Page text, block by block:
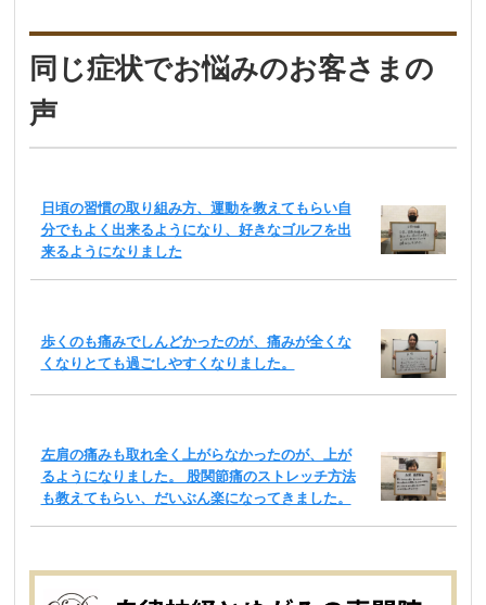
同じ症状でお悩みのお客さまの
声
日頃の習慣の取り組み方、運動を教えてもらい自
分でもよく出来るようになり、好きなゴルフを出
来るようになりました
歩くのも痛みでしんどかったのが、痛みが全くな
くなりとても過ごしやすくなりました。
左肩の痛みも取れ全く上がらなかったのが、上が
るようになりました。 股関節痛のストレッチ方法
も教えてもらい、だいぶん楽になってきました。